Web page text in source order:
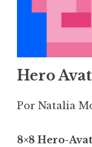
Hero
Por Natalia
8×8 Hero-